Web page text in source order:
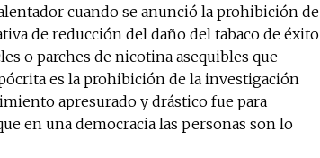
cuando se anunció la prohibición de
de reducción del daño del tabaco de éxito
o parches de nicotina asequibles que
es la prohibición de la investigación
apresurado y drástico fue para
en una democracia las personas son lo